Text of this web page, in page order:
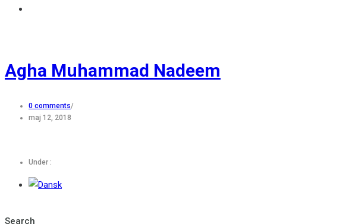
Agha Muhammad Nadeem
0 comments/
maj 12, 2018
Under :
Search